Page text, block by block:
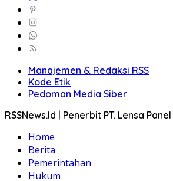
Manajemen & Redaksi RSS
Kode Etik
Pedoman Media Siber
RSSNews.Id | Penerbit PT. Lensa
Home
Berita
Pemerintahan
Hukum